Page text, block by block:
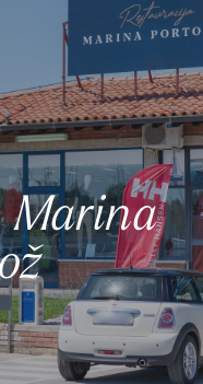
Marina